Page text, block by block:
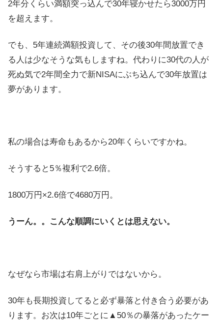
2年分くらい満額突っ込んで30年寝かせたら3000万円
を超えます。
でも、5年連続満額投資して、その後30年間放置でき
る人は少なそうな気もしますね。代わりに30代の人が
死ぬ気で2年間全力で新NISAにぶち込んで30年放置は
夢があります。
私の場合は寿命もあるから20年くらいですかね。
そうすると5％複利で2.6倍。
1800万円×2.6倍で4680万円。
うーん。。こんな順調にいくとは思えない。
なぜなら市場は右肩上がりではないから。
30年も長期投資してると必ず暴落と付き合う必要があ
ります。お次は10年ごとに▲50％の暴落があったケー